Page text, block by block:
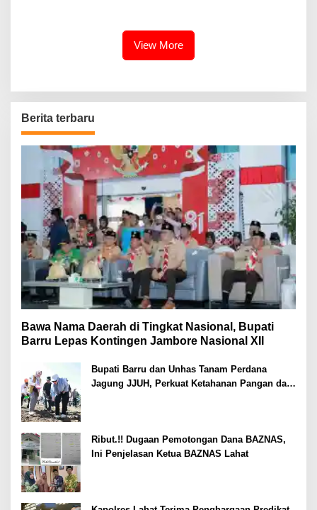
View More
Berita terbaru
Bawa Nama Daerah di Tingkat Nasional, Bupati
Barru Lepas Kontingen Jambore Nasional XII
Bupati Barru dan Unhas Tanam Perdana
Jagung JJUH, Perkuat Ketahanan Pangan dan
Ribut.!! Dugaan Pemotongan Dana BAZNAS,
Ini Penjelasan Ketua BAZNAS Lahat